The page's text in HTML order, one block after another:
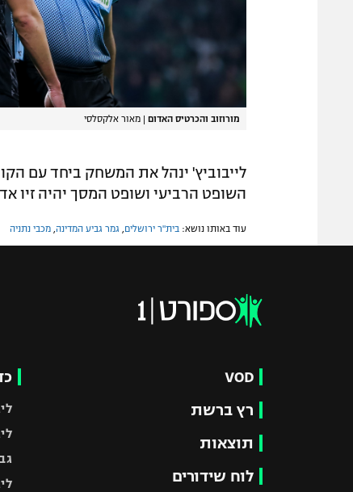
מורוזוב והכרטיס האדום מאור אלקסלסי
לייבוביץ' ינהל את המשחק ביחד עם
השופט הרביעי ושופט המסך יהיה זיו
עוד באותו נושא: בית"ר ירושלים, גמר גביע המדינה, מכבי נתניה
VOD
רץ ברשת
תוצאות
לוח שידורים